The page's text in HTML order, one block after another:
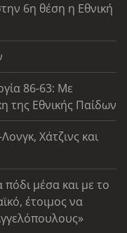
6η θέση η Εθνική
86-63: Με
της Εθνικής Παίδων
Χάτζινς και
πόδι μέσα και με το
έτοιμος να